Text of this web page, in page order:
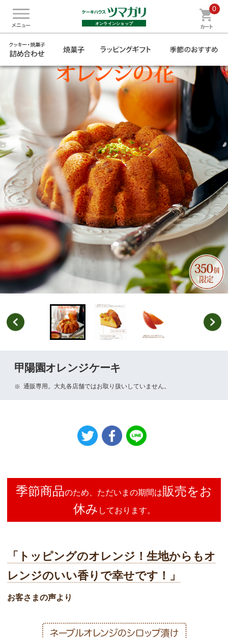
0
オンラインショップ
甲陽園オレンジケーキ
※ 通販専用。大丸各店舗ではお取り扱いしていません。
季節商品のため、ただいまの期間は販売をお
休み しております。
「トッピングのオレンジ！生地からもオ
レンジのいい香りで幸せです！」
お客さまの声より